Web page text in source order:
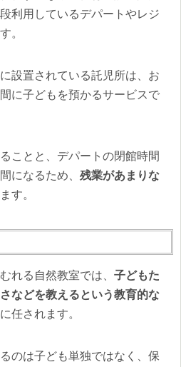
利用しているデパートやレジ
。
設置されている託児所は、お
に子どもを預かるサービスで
ことと、デパートの閉館時間
になるため、 残業があまりな
す。
れる自然教室では、 子どもた
などを教えるという教育的な
任されます。
のは子ども単独ではなく、保